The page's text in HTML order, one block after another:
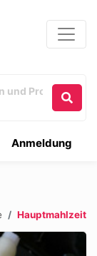
Anmeldung
Hauptmahlzeit